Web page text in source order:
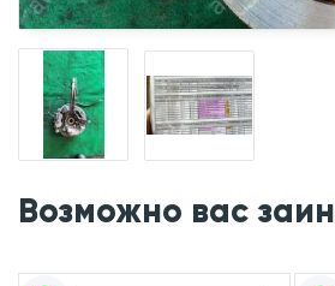
Возможно вас